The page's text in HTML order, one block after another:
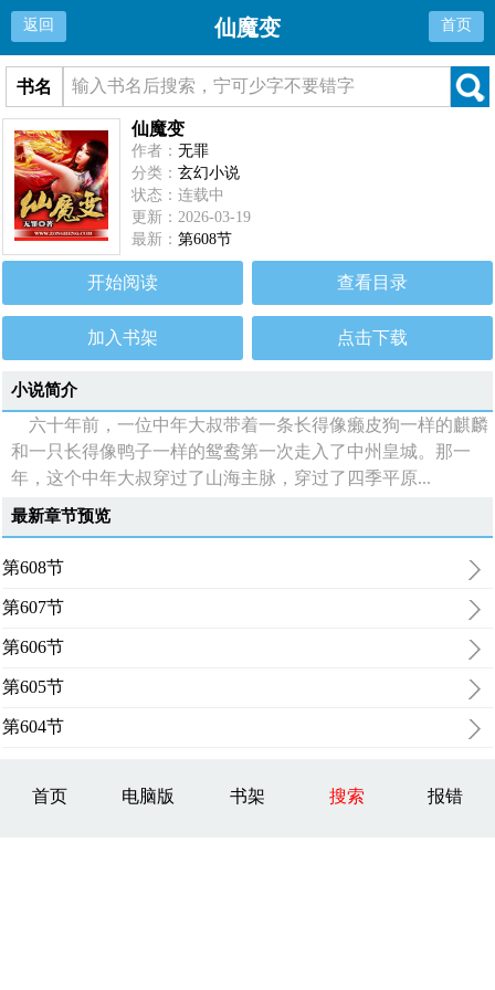
返回 仙魔变 首页
书名
仙魔变
作者：无罪
分类：玄幻小说
状态：连载中
更新：2026-03-19
最新：第608节
开始阅读 查看目录
加入书架 点击下载
小说简介
六十年前，一位中年大叔带着一条长得像癞皮狗一样的麒麟
和一只长得像鸭子一样的鸳鸯第一次走入了中州皇城。那一
年，这个中年大叔穿过了山海主脉，穿过了四季平原...
最新章节预览
第608节
第607节
第606节
第605节
第604节
首页 电脑版 书架 搜索 报错